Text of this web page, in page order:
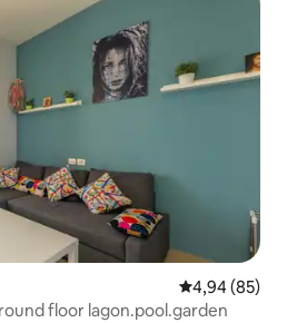
Vidutinis
4,94 (85)
floor lagon.pool.garden